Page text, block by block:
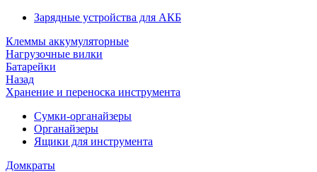
Зарядные устройства для АКБ
Клеммы аккумуляторные
Нагрузочные вилки
Батарейки
Назад
Хранение и переноска инструмента
Сумки-органайзеры
Органайзеры
Ящики для инструмента
Домкраты